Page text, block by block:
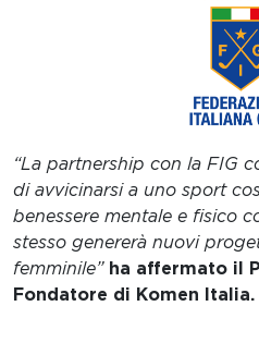
“La partnership con la FIG
di avvicinarsi a uno sport
benessere mentale e fisico
stesso genererà nuovi
femminile”ha affermato il
Fondatore di Komen Italia.